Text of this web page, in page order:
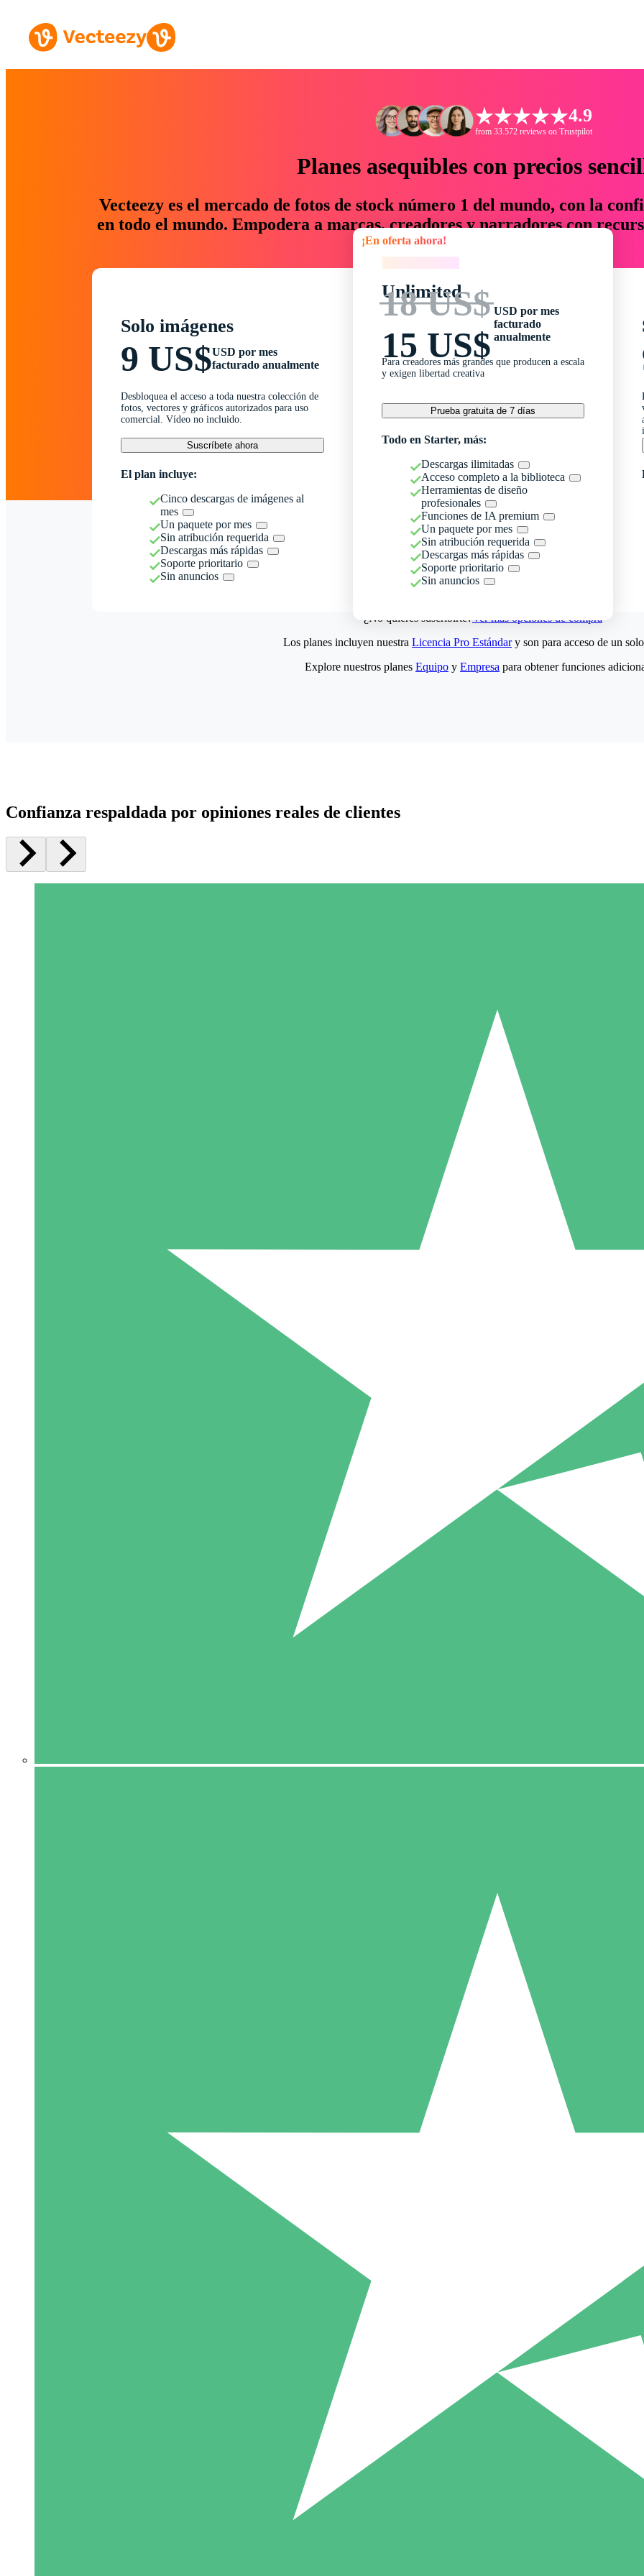
4.9
from 33.572 reviews on Trustpilot
Planes asequibles con precios
Vecteezy es el mercado de fotos de stock número 1 del mundo, con la
en todo el mundo. Empodera a marcas, creadores y narradores con
un 76 % en tiempo y presupuesto.
Solo imágenes
9 US$USD por mes
facturado anualmente
Desbloquea el acceso a toda nuestra colección de
fotos, vectores y gráficos autorizados para uso
comercial. Vídeo no incluido.
Suscríbete ahora
El plan incluye:
Cinco descargas de imágenes al
mes
Un paquete por mes
Sin atribución requerida
Descargas más rápidas
Soporte prioritario
Sin anuncios
¡En oferta ahora!
Unlimited
18 US$
15 US$
USD por mes
facturado
anualmente
Para creadores más grandes que producen a escala
y exigen libertad creativa
Prueba gratuita de 7 días
Todo en Starter, más:
Descargas ilimitadas
Acceso completo a la biblioteca
Herramientas de diseño
profesionales
Funciones de IA premium
Un paquete por mes
Sin atribución requerida
Descargas más rápidas
Soporte prioritario
Sin anuncios
¿No quieres suscribirte?Ver más opciones de compra
5 Descargas
15
Los planes incluyen nuestra Licencia Pro Estándary son para acceso de un
Explore nuestros planes Equipo y Empresa para obtener funciones
Confianza respaldada por opiniones reales de clientes